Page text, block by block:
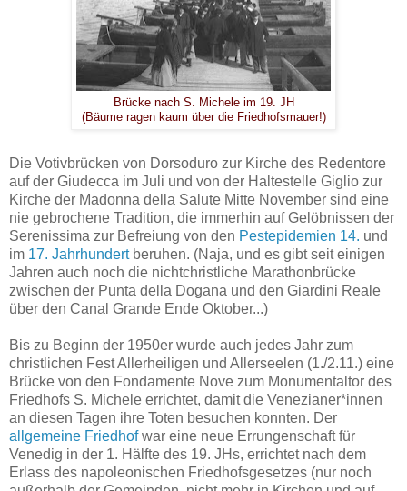
Brücke nach S. Michele im 19. JH
(Bäume ragen kaum über die Friedhofsmauer!)
Die Votivbrücken von Dorsoduro zur Kirche des Redentore
auf der Giudecca im Juli und von der Haltestelle Giglio zur
Kirche der Madonna della Salute Mitte November sind eine
nie gebrochene Tradition, die immerhin auf Gelöbnissen der
Serenissima zur Befreiung von den Pestepidemien 14. und
im 17. Jahrhundertberuhen. (Naja, und es gibt seit einigen
Jahren auch noch die nichtchristliche Marathonbrücke
zwischen der Punta della Dogana und den Giardini Reale
über den Canal Grande Ende Oktober...)
Bis zu Beginn der 1950er wurde auch jedes Jahr zum
christlichen Fest Allerheiligen und Allerseelen (1./2.11.) eine
Brücke von den Fondamente Nove zum Monumentaltor des
Friedhofs S. Michele errichtet, damit die Venezianer*innen
an diesen Tagen ihre Toten besuchen konnten. Der
allgemeine Friedhofwar eine neue Errungenschaft für
Venedig in der 1. Hälfte des 19. JHs, errichtet nach dem
Erlass des napoleonischen Friedhofsgesetzes (nur noch